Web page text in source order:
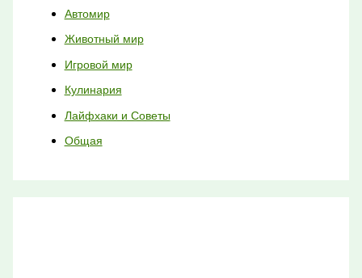
Автомир
Животный мир
Игровой мир
Кулинария
Лайфхаки и Советы
Общая